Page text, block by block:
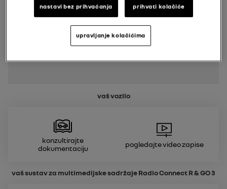
vaš vozilo
Konzultirajte
dokumentaciju
Pogledajte video zapise
vaš sustav za multimedijske sadržajeRadio Connect R & GO 3
nastavi bez prihvaćanja prihvati kolačiće
upravljanje kolačićima